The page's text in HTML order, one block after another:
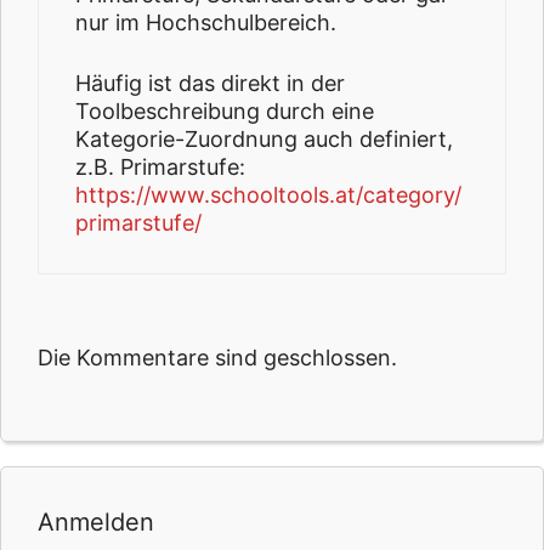
nur im Hochschulbereich.
Häufig ist das direkt in der
Toolbeschreibung durch eine
Kategorie-Zuordnung auch definiert,
z.B. Primarstufe:
https://www.schooltools.at/category/
primarstufe/
Die Kommentare sind geschlossen.
Anmelden